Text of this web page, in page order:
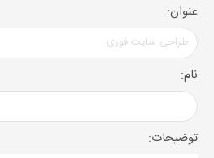
عنوان:
نام:
توضیحات: